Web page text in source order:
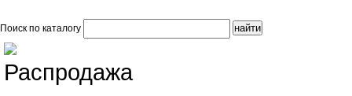
Поиск по каталогу